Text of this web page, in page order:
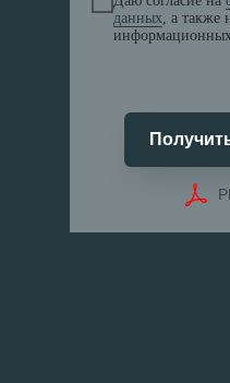
данных, а также